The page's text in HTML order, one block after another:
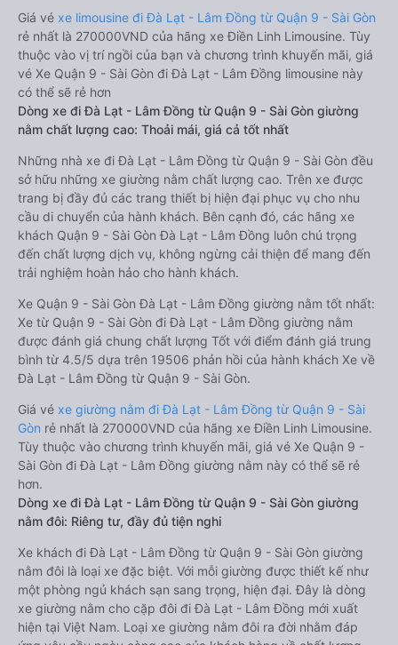
Giá vé xe limousine đi Đà Lạt - Lâm Đồng từ Quận 9 - Sài Gòn
rẻ nhất là 270000VND của hãng xe Điền Linh Limousine. Tùy
thuộc vào vị trí ngồi của bạn và chương trình khuyến mãi, giá
vé Xe Quận 9 - Sài Gòn đi Đà Lạt - Lâm Đồng limousine này
có thể sẽ rẻ hơn
Dòng xe đi Đà Lạt - Lâm Đồng từ Quận 9 - Sài Gòn giường
nằm chất lượng cao: Thoải mái, giá cả tốt nhất
Những nhà xe đi Đà Lạt - Lâm Đồng từ Quận 9 - Sài Gòn đều
sở hữu những xe giường nằm chất lượng cao. Trên xe được
trang bị đầy đủ các trang thiết bị hiện đại phục vụ cho nhu
cầu di chuyển của hành khách. Bên cạnh đó, các hãng xe
khách Quận 9 - Sài Gòn Đà Lạt - Lâm Đồng luôn chú trọng
đến chất lượng dịch vụ, không ngừng cải thiện để mang đến
trải nghiệm hoàn hảo cho hành khách.
Xe Quận 9 - Sài Gòn Đà Lạt - Lâm Đồng giường nằm tốt nhất:
Xe từ Quận 9 - Sài Gòn đi Đà Lạt - Lâm Đồng giường nằm
được đánh giá chung chất lượng Tốt với điểm đánh giá trung
bình từ 4.5/5 dựa trên 19506 phản hồi của hành khách Xe về
Đà Lạt - Lâm Đồng từ Quận 9 - Sài Gòn.
Giá vé xe giường nằm đi Đà Lạt - Lâm Đồng từ Quận 9 - Sài
Gòn rẻ nhất là 270000VND của hãng xe Điền Linh Limousine.
Tùy thuộc vào chương trình khuyến mãi, giá vé Xe Quận 9 -
Sài Gòn đi Đà Lạt - Lâm Đồng giường nằm này có thể sẽ rẻ
hơn.
Dòng xe đi Đà Lạt - Lâm Đồng từ Quận 9 - Sài Gòn giường
nằm đôi: Riêng tư, đầy đủ tiện nghi
Xe khách đi Đà Lạt - Lâm Đồng từ Quận 9 - Sài Gòn giường
nằm đôi là loại xe đặc biệt. Với mỗi giường được thiết kế như
một phòng ngủ khách sạn sang trọng, hiện đại. Đây là dòng
xe giường nằm cho cặp đôi đi Đà Lạt - Lâm Đồng mới xuất
hiện tại Việt Nam. Loại xe giường nằm đôi ra đời nhằm đáp